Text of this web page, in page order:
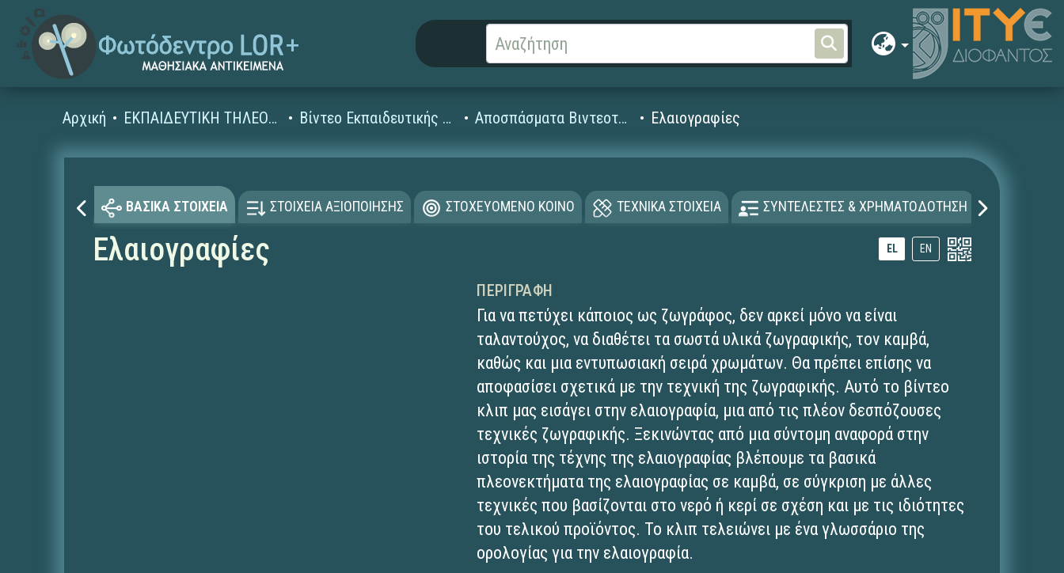
Αρχική ΕΚΠΑΙΔΕΥΤΙΚΗ ΤΗΛΕΟΡΑΣΗ (Ταινίες και βίντεο) Βίντεο Εκπαιδευτικής Τηλεόρασης Αποσπάσματα Βιντεοταινιών (1995-2008) Ελαιογραφίες
ΒΑΣΙΚΑ ΣΤΟΙΧΕΙΑ ΣΤΟΙΧΕΙΑ ΑΞΙΟΠΟΙΗΣΗΣ ΣΤΟΧΕΥΟΜΕΝΟ ΚΟΙΝΟ ΤΕΧΝΙΚΑ ΣΤΟΙΧΕΙΑ ΣΥΝΤΕΛΕΣΤΕΣ & ΧΡΗΜΑΤΟΔΟΤΗΣΗ
Ελαιογραφίες EL EN
ΠΕΡΙΓΡΑΦΉ
Για να πετύχει κάποιος ως ζωγράφος, δεν αρκεί μόνο να είναι
ταλαντούχος, να διαθέτει τα σωστά υλικά ζωγραφικής, τον καμβά,
καθώς και μια εντυπωσιακή σειρά χρωμάτων. Θα πρέπει επίσης να
αποφασίσει σχετικά με την τεχνική της ζωγραφικής. Αυτό το βίντεο
κλιπ μας εισάγει στην ελαιογραφία, μια από τις πλέον δεσπόζουσες
τεχνικές ζωγραφικής. Ξεκινώντας από μια σύντομη αναφορά στην
ιστορία της τέχνης της ελαιογραφίας βλέπουμε τα βασικά
πλεονεκτήματα της ελαιογραφίας σε καμβά, σε σύγκριση με άλλες
τεχνικές που βασίζονται στο νερό ή κερί σε σχέση και με τις ιδιότητες
του τελικού προϊόντος. Το κλιπ τελειώνει με ένα γλωσσάριο της
ορολογίας για την ελαιογραφία.